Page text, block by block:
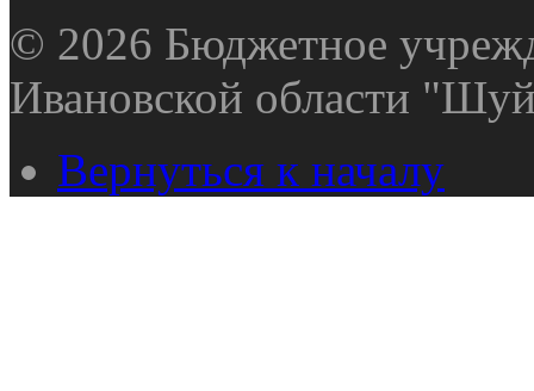
© 2026 Бюджетное
Ивановской области
Вернуться к началу